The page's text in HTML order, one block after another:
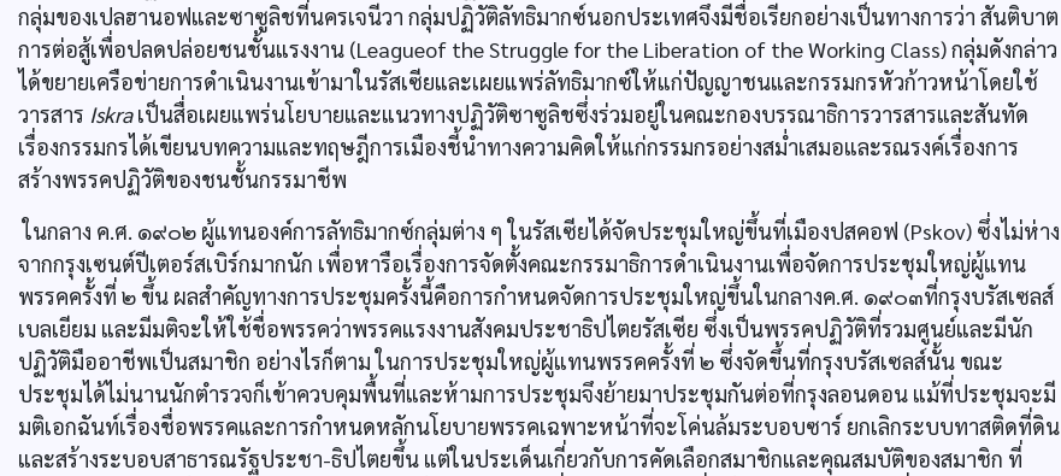
กลุ่มของเปลฮานอฟและซาซูลิชที่นครเจนีวา กลุ่มปฏิวัติลัทธิมากซ์นอกประเทศจึงมีชื่อเรียกอย่างเป็นทางการว่า สันติบาต
การต่อสู้เพื่อปลดปล่อยชนชั้นแรงงาน (Leagueof the Struggle for the Liberation of the Working Class) กลุ่มดังกล่าว
ได้ขยายเครือข่ายการดำเนินงานเข้ามาในรัสเซียและเผยแพร่ลัทธิมากซ์ให้แก่ปัญญาชนและกรรมกรหัวก้าวหน้าโดยใช้
วารสาร Iskraเป็นสื่อเผยแพร่นโยบายและแนวทางปฏิวัติซาซูลิชซึ่งร่วมอยู่ในคณะกองบรรณาธิการวารสารและสันทัด
เรื่องกรรมกรได้เขียนบทความและทฤษฎีการเมืองชี้นำทางความคิดให้แก่กรรมกรอย่างสม่ำเสมอและรณรงค์เรื่องการ
สร้างพรรคปฏิวัติของชนชั้นกรรมาชีพ
ในกลาง ค.ศ. ๑๙๐๒ ผู้แทนองค์การลัทธิมากซ์กลุ่มต่าง ๆ ในรัสเซียได้จัดประชุมใหญ่ขึ้นที่เมืองปสคอฟ (Pskov) ซึ่งไม่ห่าง
จากกรุงเซนต์ปีเตอร์สเบิร์กมากนัก เพื่อหารือเรื่องการจัดตั้งคณะกรรมาธิการดำเนินงานเพื่อจัดการประชุมใหญ่ผู้แทน
พรรคครั้งที่ ๒ ขึ้น ผลสำคัญทางการประชุมครั้งนี้คือการกำหนดจัดการประชุมใหญ่ขึ้นในกลางค.ศ. ๑๙๐๓ที่กรุงบรัสเซลส์
เบลเยียม และมีมติจะให้ใช้ชื่อพรรคว่าพรรคแรงงานสังคมประชาธิปไตยรัสเซีย ซึ่งเป็นพรรคปฏิวัติที่รวมศูนย์และมีนัก
ปฏิวัติมืออาชีพเป็นสมาชิก อย่างไรก็ตาม ในการประชุมใหญ่ผู้แทนพรรคครั้งที่ ๒ ซึ่งจัดขึ้นที่กรุงบรัสเซลส์นั้น ขณะ
ประชุมได้ไม่นานนักตำรวจก็เข้าควบคุมพื้นที่และห้ามการประชุมจึงย้ายมาประชุมกันต่อที่กรุงลอนดอน แม้ที่ประชุมจะมี
มติเอกฉันท์เรื่องชื่อพรรคและการกำหนดหลักนโยบายพรรคเฉพาะหน้าที่จะโค่นล้มระบอบซาร์ ยกเลิกระบบทาสติดที่ดิน
และสร้างระบอบสาธารณรัฐประชา-ธิปไตยขึ้น แต่ในประเด็นเกี่ยวกับการคัดเลือกสมาชิกและคุณสมบัติของสมาชิก ที่